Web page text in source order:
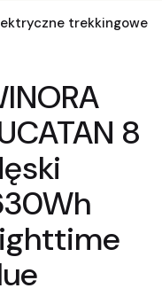
trekkingowe
8